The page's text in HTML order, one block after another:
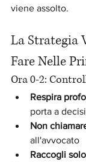
viene assolto.
La Strategia
Fare Nelle
Ora 0-2:
Respira
porta a
Non
all'avvocato
Raccogli